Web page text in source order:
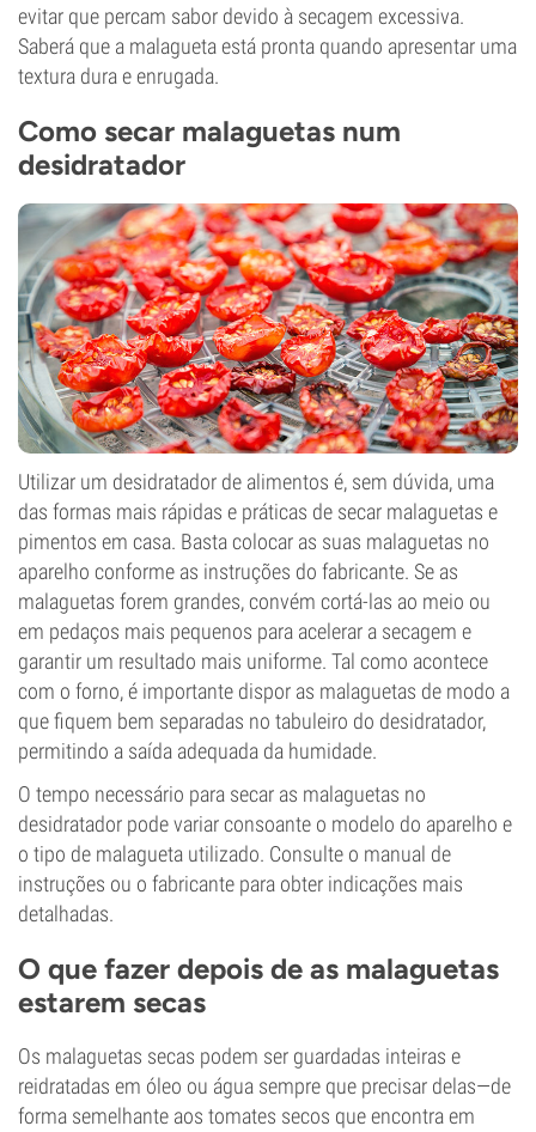
evitar que percam sabor devido à secagem excessiva.
Saberá que a malagueta está pronta quando apresentar uma
textura dura e enrugada.
Como secar malaguetas num
desidratador
Utilizar um desidratador de alimentos é, sem dúvida, uma
das formas mais rápidas e práticas de secar malaguetas e
pimentos em casa. Basta colocar as suas malaguetas no
aparelho conforme as instruções do fabricante. Se as
malaguetas forem grandes, convém cortá-las ao meio ou
em pedaços mais pequenos para acelerar a secagem e
garantir um resultado mais uniforme. Tal como acontece
com o forno, é importante dispor as malaguetas de modo a
que fiquem bem separadas no tabuleiro do desidratador,
permitindo a saída adequada da humidade.
O tempo necessário para secar as malaguetas no
desidratador pode variar consoante o modelo do aparelho e
o tipo de malagueta utilizado. Consulte o manual de
instruções ou o fabricante para obter indicações mais
detalhadas.
O que fazer depois de as malaguetas
estarem secas
Os malaguetas secas podem ser guardadas inteiras e
reidratadas em óleo ou água sempre que precisar delas—de
forma semelhante aos tomates secos que encontra em